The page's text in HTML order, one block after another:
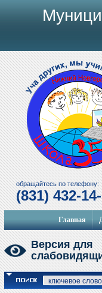
обращайтесь по телефону:
(831) 432-
Главная
Версия для